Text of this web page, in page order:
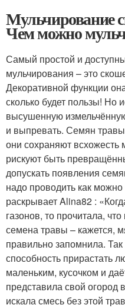
Мульчирование
Чем можно
Самый простой и
мульчирования – это
Декоративной функции
сколько будет пользы! Но
высушенную
и выпревать. Семян
они сохраняют всхожесть
рискуют быть
допускать появления
надо проводить как
раскрывает Alina82 :
газонов, то прочитала,
семена травы – кажется,
правильно запомнила. Так
способность прирастать
маленьким, кусочком и
представила свой огород
искала смесь без этой